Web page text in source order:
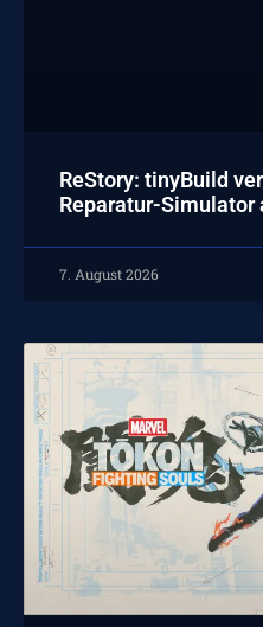
ReStory: tinyBuild
Reparatur-Simulator
7. August 2026